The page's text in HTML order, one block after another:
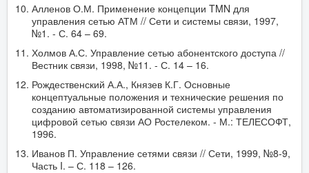
Алленов О.М. Применение концепции TMN для
управления сетью АТМ // Сети и системы связи, 1997,
№1. - С. 64 – 69.
Холмов А.С. Управление сетью абонентского доступа //
Вестник связи, 1998, №11. - С. 14 – 16.
Рождественский А.А., Князев К.Г. Основные
концептуальные положения и технические решения по
созданию автоматизированной системы управления
цифровой сетью связи АО Ростелеком. - М.: ТЕЛЕСОФТ,
1996.
Иванов П. Управление сетями связи // Сети, 1999, №8-9,
Часть I. – С. 118 – 126.